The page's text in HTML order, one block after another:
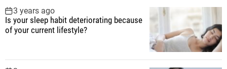
3 years ago
Is your sleep habit deteriorating because
of your current lifestyle?